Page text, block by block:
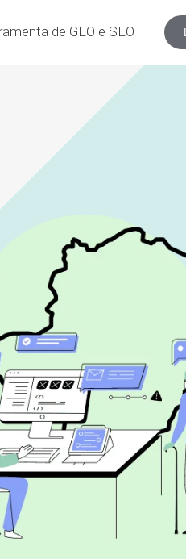
de GEO e SEO